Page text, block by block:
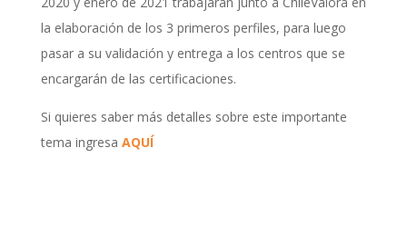
la elaboración de los 3 primeros perfiles, para luego
pasar a su validación y entrega a los centros que se
encargarán de las certificaciones.
Si quieres saber más detalles sobre este importante
tema ingresa AQUÍ